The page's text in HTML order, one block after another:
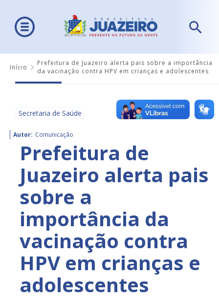
Início
Prefeitura de Juazeiro alerta pais sobre a importância
da vacinação contra HPV em crianças e adolescentes
Secretaria de Saúde
Autor: Comunicação
Prefeitura de
Juazeiro alerta pais
sobre a
importância da
vacinação contra
HPV em crianças e
adolescentes